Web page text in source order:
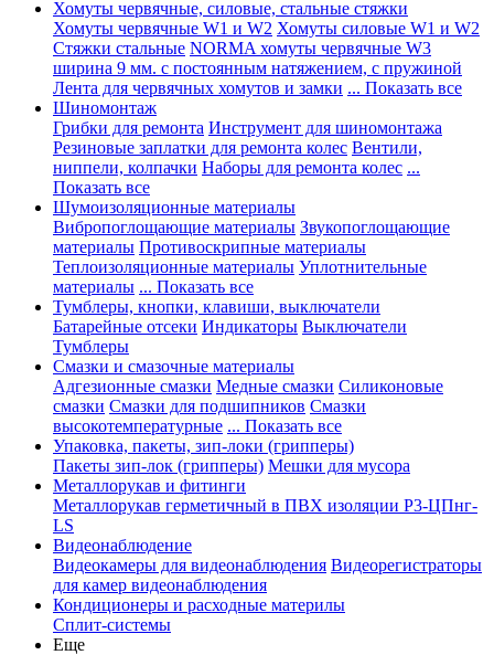
Хомуты червячные, силовые, стальные стяжки
Хомуты червячные W1 и W2 Хомуты силовые W1 и W2
Стяжки стальные NORMA хомуты червячные W3
ширина 9 мм. с постоянным натяжением, с пружиной
Лента для червячных хомутов и замки ... Показать все
Шиномонтаж
Грибки для ремонта Инструмент для шиномонтажа
Резиновые заплатки для ремонта колес Вентили,
ниппели, колпачки Наборы для ремонта колес ...
Показать все
Шумоизоляционные материалы
Вибропоглощающие материалы Звукопоглощающие
материалы Противоскрипные материалы
Теплоизоляционные материалы Уплотнительные
материалы ... Показать все
Тумблеры, кнопки, клавиши, выключатели
Батарейные отсеки Индикаторы Выключатели
Тумблеры
Смазки и смазочные материалы
Адгезионные смазки Медные смазки Силиконовые
смазки Смазки для подшипников Смазки
высокотемпературные ... Показать все
Упаковка, пакеты, зип-локи (грипперы)
Пакеты зип-лок (грипперы) Мешки для мусора
Металлорукав и фитинги
Металлорукав герметичный в ПВХ изоляции Р3-ЦПнг-
LS
Видеонаблюдение
Видеокамеры для видеонаблюдения Видеорегистраторы
для камер видеонаблюдения
Кондиционеры и расходные материлы
Сплит-системы
Еще